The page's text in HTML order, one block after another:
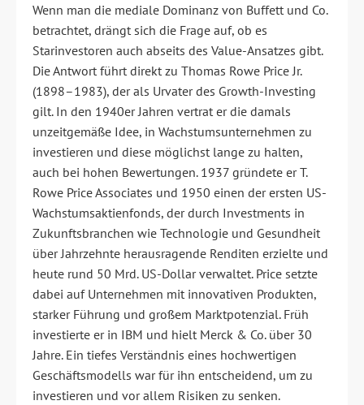
Wenn man die mediale Dominanz von Buffett und Co.
betrachtet, drängt sich die Frage auf, ob es
Starinvestoren auch abseits des Value-Ansatzes gibt.
Die Antwort führt direkt zu Thomas Rowe Price Jr.
(1898–1983), der als Urvater des Growth-Investing
gilt. In den 1940er Jahren vertrat er die damals
unzeitgemäße Idee, in Wachstumsunternehmen zu
investieren und diese möglichst lange zu halten,
auch bei hohen Bewertungen. 1937 gründete er T.
Rowe Price Associates und 1950 einen der ersten US-
Wachstumsaktienfonds, der durch Investments in
Zukunftsbranchen wie Technologie und Gesundheit
über Jahrzehnte herausragende Renditen erzielte und
heute rund 50 Mrd. US-Dollar verwaltet. Price setzte
dabei auf Unternehmen mit innovativen Produkten,
starker Führung und großem Marktpotenzial. Früh
investierte er in IBM und hielt Merck & Co. über 30
Jahre. Ein tiefes Verständnis eines hochwertigen
Geschäftsmodells war für ihn entscheidend, um zu
investieren und vor allem Risiken zu senken.